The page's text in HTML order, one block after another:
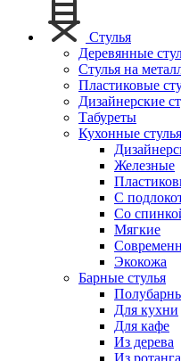
Стулья
Деревянные
Стулья на
Пластиковые
Дизайнерские
Табуреты
Кухонные стулья
Железные
С
Со
Мягкие
Экокожа
Барные стулья
Для кухни
Для кафе
Из дерева